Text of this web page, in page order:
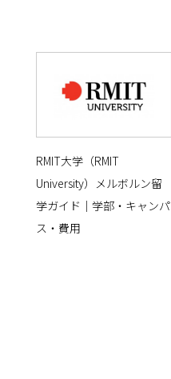
RMIT大学（RMIT
University）メルボルン留
学ガイド｜学部・キャンパ
ス・費用